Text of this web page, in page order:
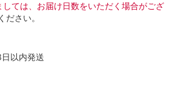
ては、お届け日数をいただく場合がござ
ださい。
以内発送